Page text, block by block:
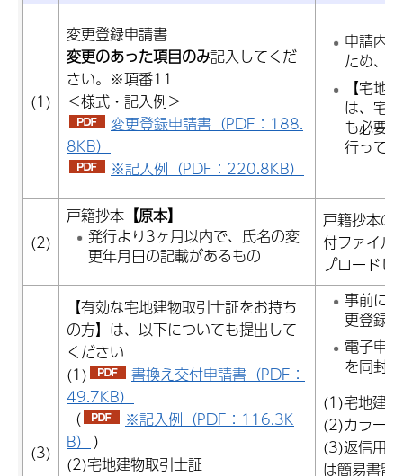
(1)
変更登録申請書
変更のあった項目のみ記入してくだ
さい。※項番11
＜様式・記入例＞
変更登録申請書（PDF：188.
8KB）
※記入例（PDF：220.8KB）
申請内
ため、
【宅地
は、宅
も必要
行って
(2)
戸籍抄本 【原本】
発行より3ヶ月以内で、氏名の変
更年月日の記載があるもの
戸籍抄本の
付ファイル
プロードし
(3)
【有効な宅地建物取引士証をお持ち
の方】は、以下についても提出して
ください
(1)
書換え交付申請書（PDF：
49.7KB）
（
※記入例（PDF：116.3K
B） ）
(2)宅地建物取引士証
事前に
更登録
電子申
を同封
(1)宅地建
(2)カラー
(3)返信用
は簡易書留